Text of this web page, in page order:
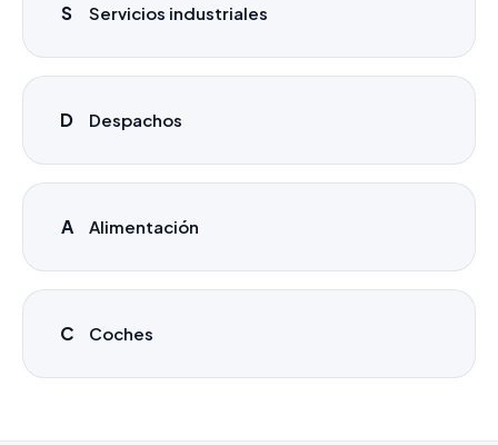
S Servicios industriales
D Despachos
A Alimentación
C Coches